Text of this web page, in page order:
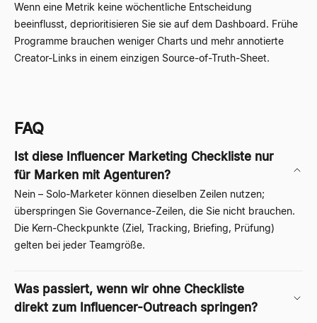
Wenn eine Metrik keine wöchentliche Entscheidung
beeinflusst, deprioritisieren Sie sie auf dem Dashboard. Frühe
Programme brauchen weniger Charts und mehr annotierte
Creator-Links in einem einzigen Source-of-Truth-Sheet.
FAQ
Ist diese Influencer Marketing Checkliste nur
für Marken mit Agenturen?
Nein – Solo-Marketer können dieselben Zeilen nutzen;
überspringen Sie Governance-Zeilen, die Sie nicht brauchen.
Die Kern-Checkpunkte (Ziel, Tracking, Briefing, Prüfung)
gelten bei jeder Teamgröße.
Was passiert, wenn wir ohne Checkliste
direkt zum Influencer-Outreach springen?